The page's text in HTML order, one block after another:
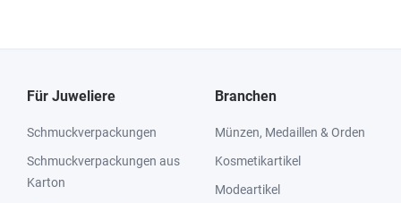
Für Juweliere
Schmuckverpackungen
Schmuckverpackungen aus
Karton
Branchen
Münzen, Medaillen & Orden
Kosmetikartikel
Modeartikel